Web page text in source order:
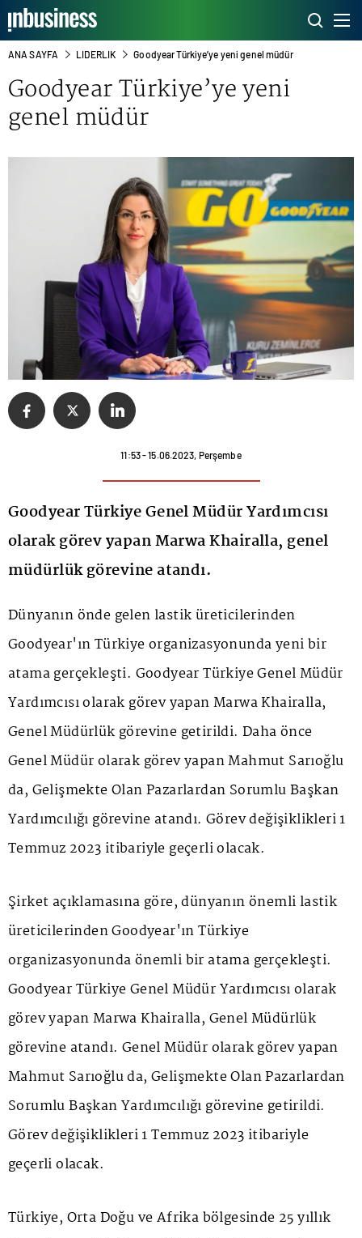
ANA SAYFA LIDERLIK Goodyear Türkiye’ye yeni genel müdür
Goodyear Türkiye’ye yeni
genel müdür
11:53 - 15.06.2023, Perşembe
Goodyear Türkiye Genel Müdür Yardımcısı
olarak görev yapan Marwa Khairalla, genel
müdürlük görevine atandı.
Dünyanın önde gelen lastik üreticilerinden
Goodyear'ın Türkiye organizasyonunda yeni bir
atama gerçekleşti. Goodyear Türkiye Genel Müdür
Yardımcısı olarak görev yapan Marwa Khairalla,
Genel Müdürlük görevine getirildi. Daha önce
Genel Müdür olarak görev yapan Mahmut Sarıoğlu
da, Gelişmekte Olan Pazarlardan Sorumlu Başkan
Yardımcılığı görevine atandı. Görev değişiklikleri 1
Temmuz 2023 itibariyle geçerli olacak.
Şirket açıklamasına göre, dünyanın önemli lastik
üreticilerinden Goodyear'ın Türkiye
organizasyonunda önemli bir atama gerçekleşti.
Goodyear Türkiye Genel Müdür Yardımcısı olarak
görev yapan Marwa Khairalla, Genel Müdürlük
görevine atandı. Genel Müdür olarak görev yapan
Mahmut Sarıoğlu da, Gelişmekte Olan Pazarlardan
Sorumlu Başkan Yardımcılığı görevine getirildi.
Görev değişiklikleri 1 Temmuz 2023 itibariyle
geçerli olacak.
Türkiye, Orta Doğu ve Afrika bölgesinde 25 yıllık